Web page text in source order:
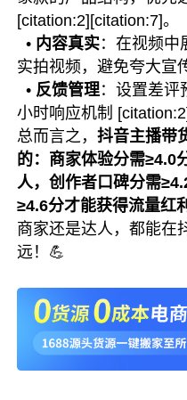
[citation:2][citation:7]。
• 内容真实：在视频中
实拍视频，避免夸大宣
• 反馈管理：设置差评
小时响应机制 [citation:2]
总而言之，抖音主播带
的：商家体验分需≥4.0
人，创作者口碑分需
≥4.6分才能获得流量红
商家还是达人，都能在
远！💪